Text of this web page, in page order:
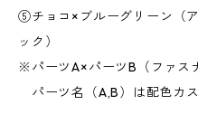
⑤チョコ×ブルーグリーン（
ック）
※パーツA×パーツB（ファス
パーツ名（A,B）は配色カ